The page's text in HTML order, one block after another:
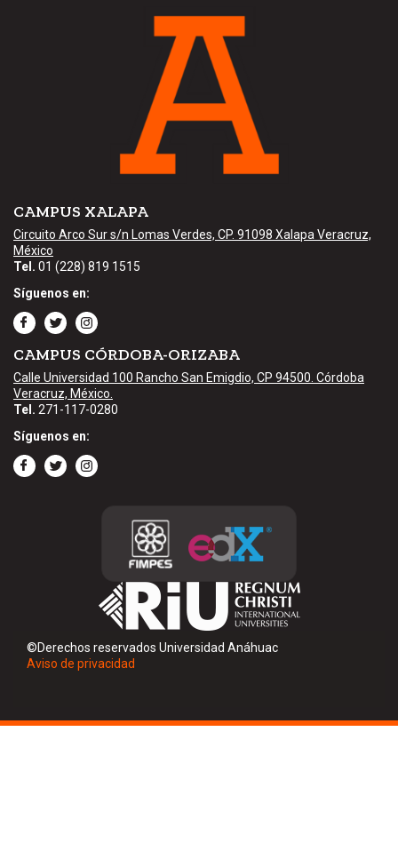
CAMPUS XALAPA
Circuito Arco Sur s/n Lomas Verdes, CP. 91098 Xalapa Veracruz,
México
Tel. 01 (228) 819 1515
Síguenos en:
CAMPUS CÓRDOBA-ORIZABA
Calle Universidad 100 Rancho San Emigdio, CP 94500. Córdoba
Veracruz, México.
Tel. 271-117-0280
Síguenos en:
©Derechos reservados Universidad Anáhuac
Aviso de privacidad